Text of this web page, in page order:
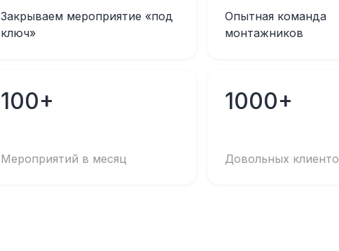
Закрываем мероприятие «под
ключ»
Опытная команда
монтажников
100+
Мероприятий в месяц
1000+
Довольных